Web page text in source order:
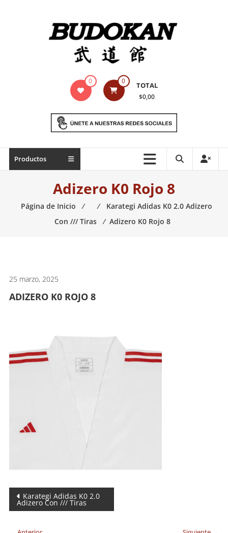
Indumentaria
marciales
Todo
necesario
0 0 TOTAL
$0,00
Productos
Adizero K0 Rojo 8
Página de Inicio ⁄ ⁄
Karategi Adidas K0 2.0 Adizero
Con /// Tiras
⁄ Adizero K0 Rojo 8
25 marzo, 2025
ADIZERO K0 ROJO 8
Navegación
de
Karategi Adidas K0 2.0
Adizero Con /// Tiras